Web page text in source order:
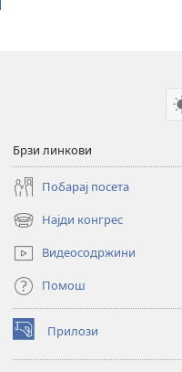
Брзи линкови
Побарај посета
Најди конгрес
(opens
new
window)
Видеосодржини
Помош
Прилози
(opens
new